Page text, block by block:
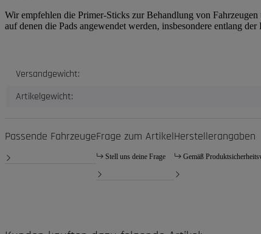
Wir empfehlen die Primer-Sticks zur Behandlung von
auf denen die Pads angewendet werden, insbesondere entlang der
Produkteigenschaft
Wert
Versandgewicht:
Artikelgewicht:
Passende FahrzeugeFrage zum Artikel
Stell uns deine Frage
Herstellerangaben
Gemäß